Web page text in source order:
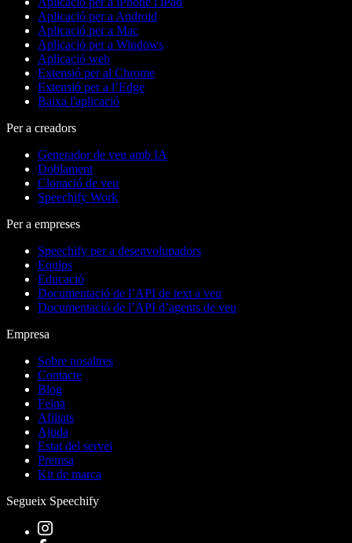
Aplicació per a Android
Aplicació per a Mac
Aplicació per a Windows
Aplicació web
Extensió per al Chrome
Extensió per a l’Edge
Baixa l'aplicació
Per a creadors
Generador de veu amb IA
Doblament
Clonació de veu
Speechify Work
Per a empreses
Speechify per a desenvolupadors
Equips
Educació
Documentació de l’API de text a veu
Documentació de l’API d’agents de veu
Empresa
Sobre nosaltres
Contacte
Blog
Feina
Afiliats
Ajuda
Estat del servei
Premsa
Kit de marca
Segueix Speechify